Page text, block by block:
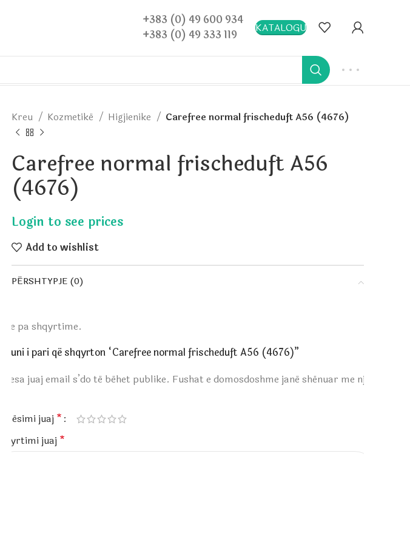
+383 (0) 49 600 934
+383 (0) 49 333 119
KATALOGU
Kreu Kozmetikë Higjienike Carefree normal frischeduft A56 (4676)
Carefree normal frischeduft A56
(4676)
Add to wishlist
PËRSHTYPJE (0)
Ende pa shqyrtime.
Bëhuni i pari që shqyrton “Carefree normal frischeduft A56 (4676)”
Adresa juaj email s’do të bëhet publike. Fushat e domosdoshme janë shënuar me një
Vlerësimi juaj *
Shqyrtimi juaj *